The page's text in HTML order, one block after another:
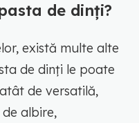
de dinți?
există multe alte
de dinți le poate
de versatilă,
albire,